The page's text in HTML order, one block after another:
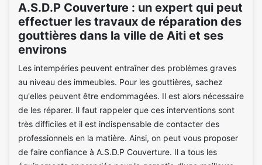
A.S.D.P Couverture : un expert qui peut
effectuer les travaux de réparation des
gouttières dans la ville de Aiti et ses
environs
Les intempéries peuvent entraîner des problèmes graves
au niveau des immeubles. Pour les gouttières, sachez
qu'elles peuvent être endommagées. Il est alors nécessaire
de les réparer. Il faut rappeler que ces interventions sont
très difficiles et il est indispensable de contacter des
professionnels en la matière. Ainsi, on peut vous proposer
de faire confiance à A.S.D.P Couverture. Il a tous les